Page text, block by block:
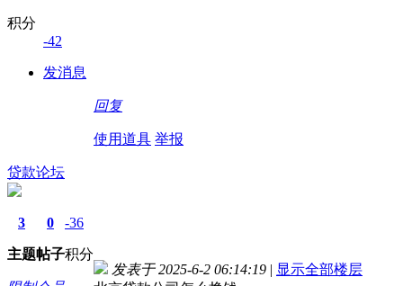
积分
-42
发消息
回复
使用道具 举报
贷款论坛
3
主题
0
帖子
-36
积分
发表于 2025-6-2 06:14:19 | 显示全部楼层